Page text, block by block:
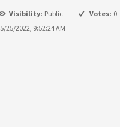
Visibility: Public Votes: 0
5/25/2022, 9:52:24 AM